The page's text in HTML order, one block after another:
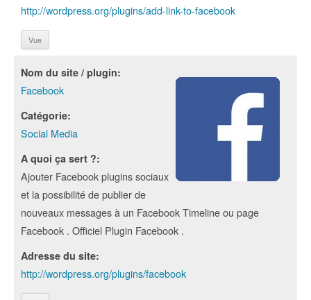
http://wordpress.org/plugins/add-link-to-facebook
Vue
Nom du site / plugin:
Facebook
Catégorie:
Social Media
A quoi ça sert ?:
Ajouter Facebook plugins sociaux
et la possibilité de publier de
nouveaux messages à un Facebook Timeline ou page
Facebook . Officiel Plugin Facebook .
Adresse du site:
http://wordpress.org/plugins/facebook